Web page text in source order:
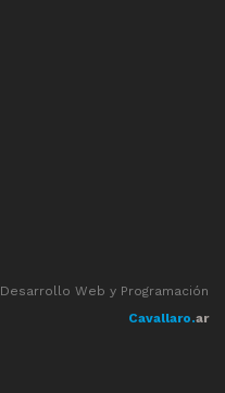
Desarrollo Web y Programación
Cavallaro.ar